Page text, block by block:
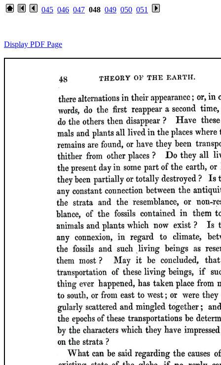
045 046 047 048 049 050 051
Display PDF Page